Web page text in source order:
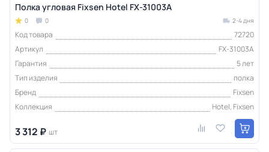
Полка угловая Fixsen Hotel FX-31003A
0 0 2-4 дня
Код товара
72720
Артикул
FX-31003A
Гарантия
5 лет
Тип изделия
полка
Бренд
Fixsen
Коллекция
Hotel, Fixsen
3 312 ₽ шт